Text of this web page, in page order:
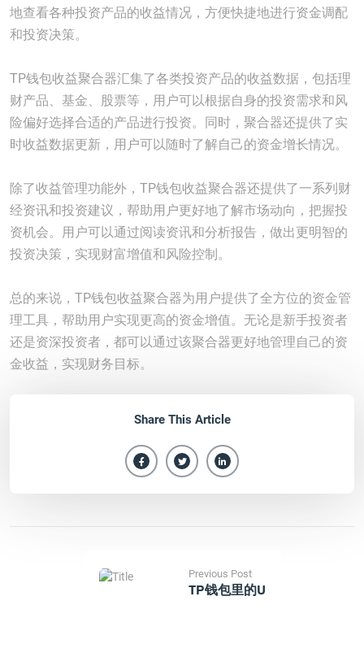
地查看各种投资产品的收益情况，方便快捷地进行资金调配
和投资决策。
TP钱包收益聚合器汇集了各类投资产品的收益数据，包括理
财产品、基金、股票等，用户可以根据自身的投资需求和风
险偏好选择合适的产品进行投资。同时，聚合器还提供了实
时收益数据更新，用户可以随时了解自己的资金增长情况。
除了收益管理功能外，TP钱包收益聚合器还提供了一系列财
经资讯和投资建议，帮助用户更好地了解市场动向，把握投
资机会。用户可以通过阅读资讯和分析报告，做出更明智的
投资决策，实现财富增值和风险控制。
总的来说，TP钱包收益聚合器为用户提供了全方位的资金管
理工具，帮助用户实现更高的资金增值。无论是新手投资者
还是资深投资者，都可以通过该聚合器更好地管理自己的资
金收益，实现财务目标。
Share This Article
Previous Post
TP钱包里的u